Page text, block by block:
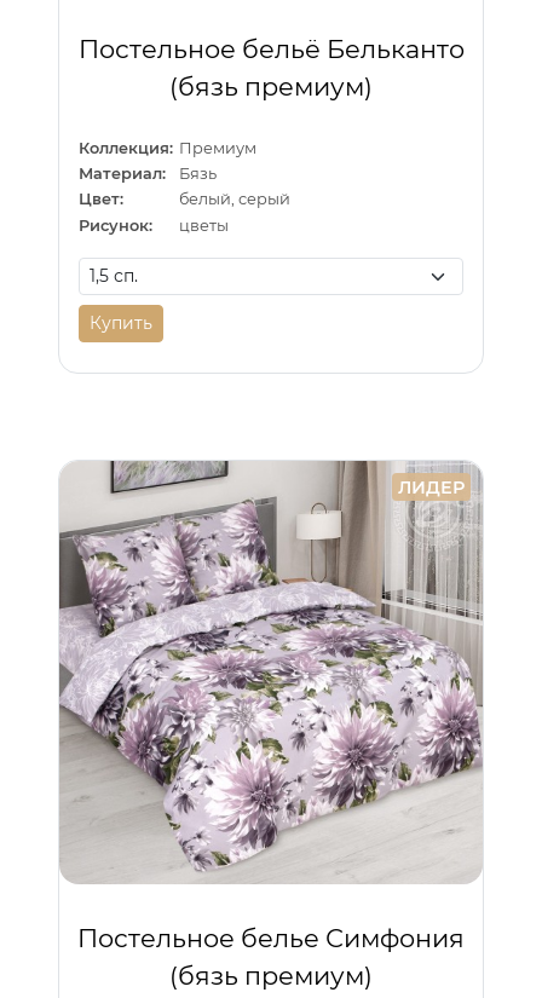
Постельное бельё Бельканто
(бязь премиум)
Коллекция: Премиум
Материал:
Бязь
Цвет:
белый, серый
Рисунок:
цветы
Купить
ЛИДЕР
Постельное белье Симфония
(бязь премиум)